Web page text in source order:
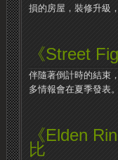
損的房屋，裝修升級
《Street
伴隨著倒計時的結束
多情報會在夏季發表
《Elden
比